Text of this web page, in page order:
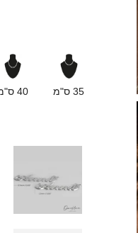
35 ס"מ 40 ס"מ